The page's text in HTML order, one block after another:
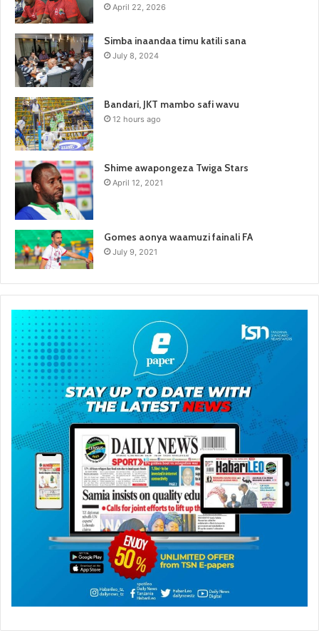
April 22, 2026
Simba inaandaa timu katili sana
July 8, 2024
Bandari, JKT mambo safi wavu
12 hours ago
Shime awapongeza Twiga Stars
April 12, 2021
Gomes aonya waamuzi fainali FA
July 9, 2021